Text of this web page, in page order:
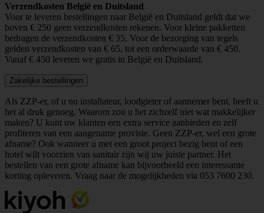
Verzendkosten België en Duitsland
Voor te leveren bestellingen naar België en Duitsland geldt dat we
boven € 250 geen verzendkosten rekenen. Voor kleine pakketten
bedragen de verzendkosten € 35. Voor de bezorging van tegels
gelden verzendkosten van € 65, tot een orderwaarde van € 450.
Vanaf € 450 leveren we gratis in België en Duitsland.
Zakelijke bestellingen
Als ZZP-er, of u nu installateur, loodgieter of aannemer bent, heeft u
het al druk genoeg. Waarom zou u het zichzelf niet wat makkelijker
maken? U kunt uw klanten een extra service aanbieden en zelf
profiteren van een aangename provisie. Geen ZZP-er, wel een grote
afname? Ook wanneer u met een groot project bezig bent of een
hotel wilt voorzien van sanitair zijn wij uw juiste partner. Het
bestellen van een grote afname kan bijvoorbeeld een interessante
korting opleveren. Vraag naar de mogelijkheden via 053 7600 230.